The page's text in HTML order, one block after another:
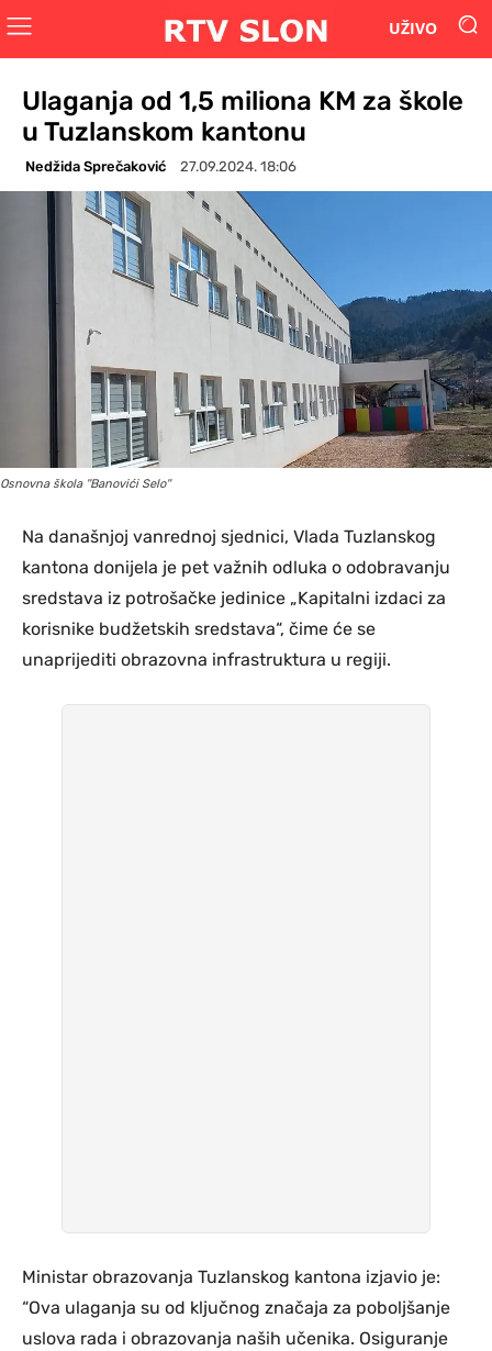
UŽIVO
Ulaganja od 1,5 miliona KM za škole
u Tuzlanskom kantonu
Nedžida Sprečaković 27.09.2024. 18:06
Osnovna škola ''Banovići Selo''
Na današnjoj vanrednoj sjednici, Vlada Tuzlanskog
kantona donijela je pet važnih odluka o odobravanju
sredstava iz potrošačke jedinice „Kapitalni izdaci za
korisnike budžetskih sredstava“, čime će se
unaprijediti obrazovna infrastruktura u regiji.
Ministar obrazovanja Tuzlanskog kantona izjavio je:
“Ova ulaganja su od ključnog značaja za poboljšanje
uslova rada i obrazovanja naših učenika. Osiguranje